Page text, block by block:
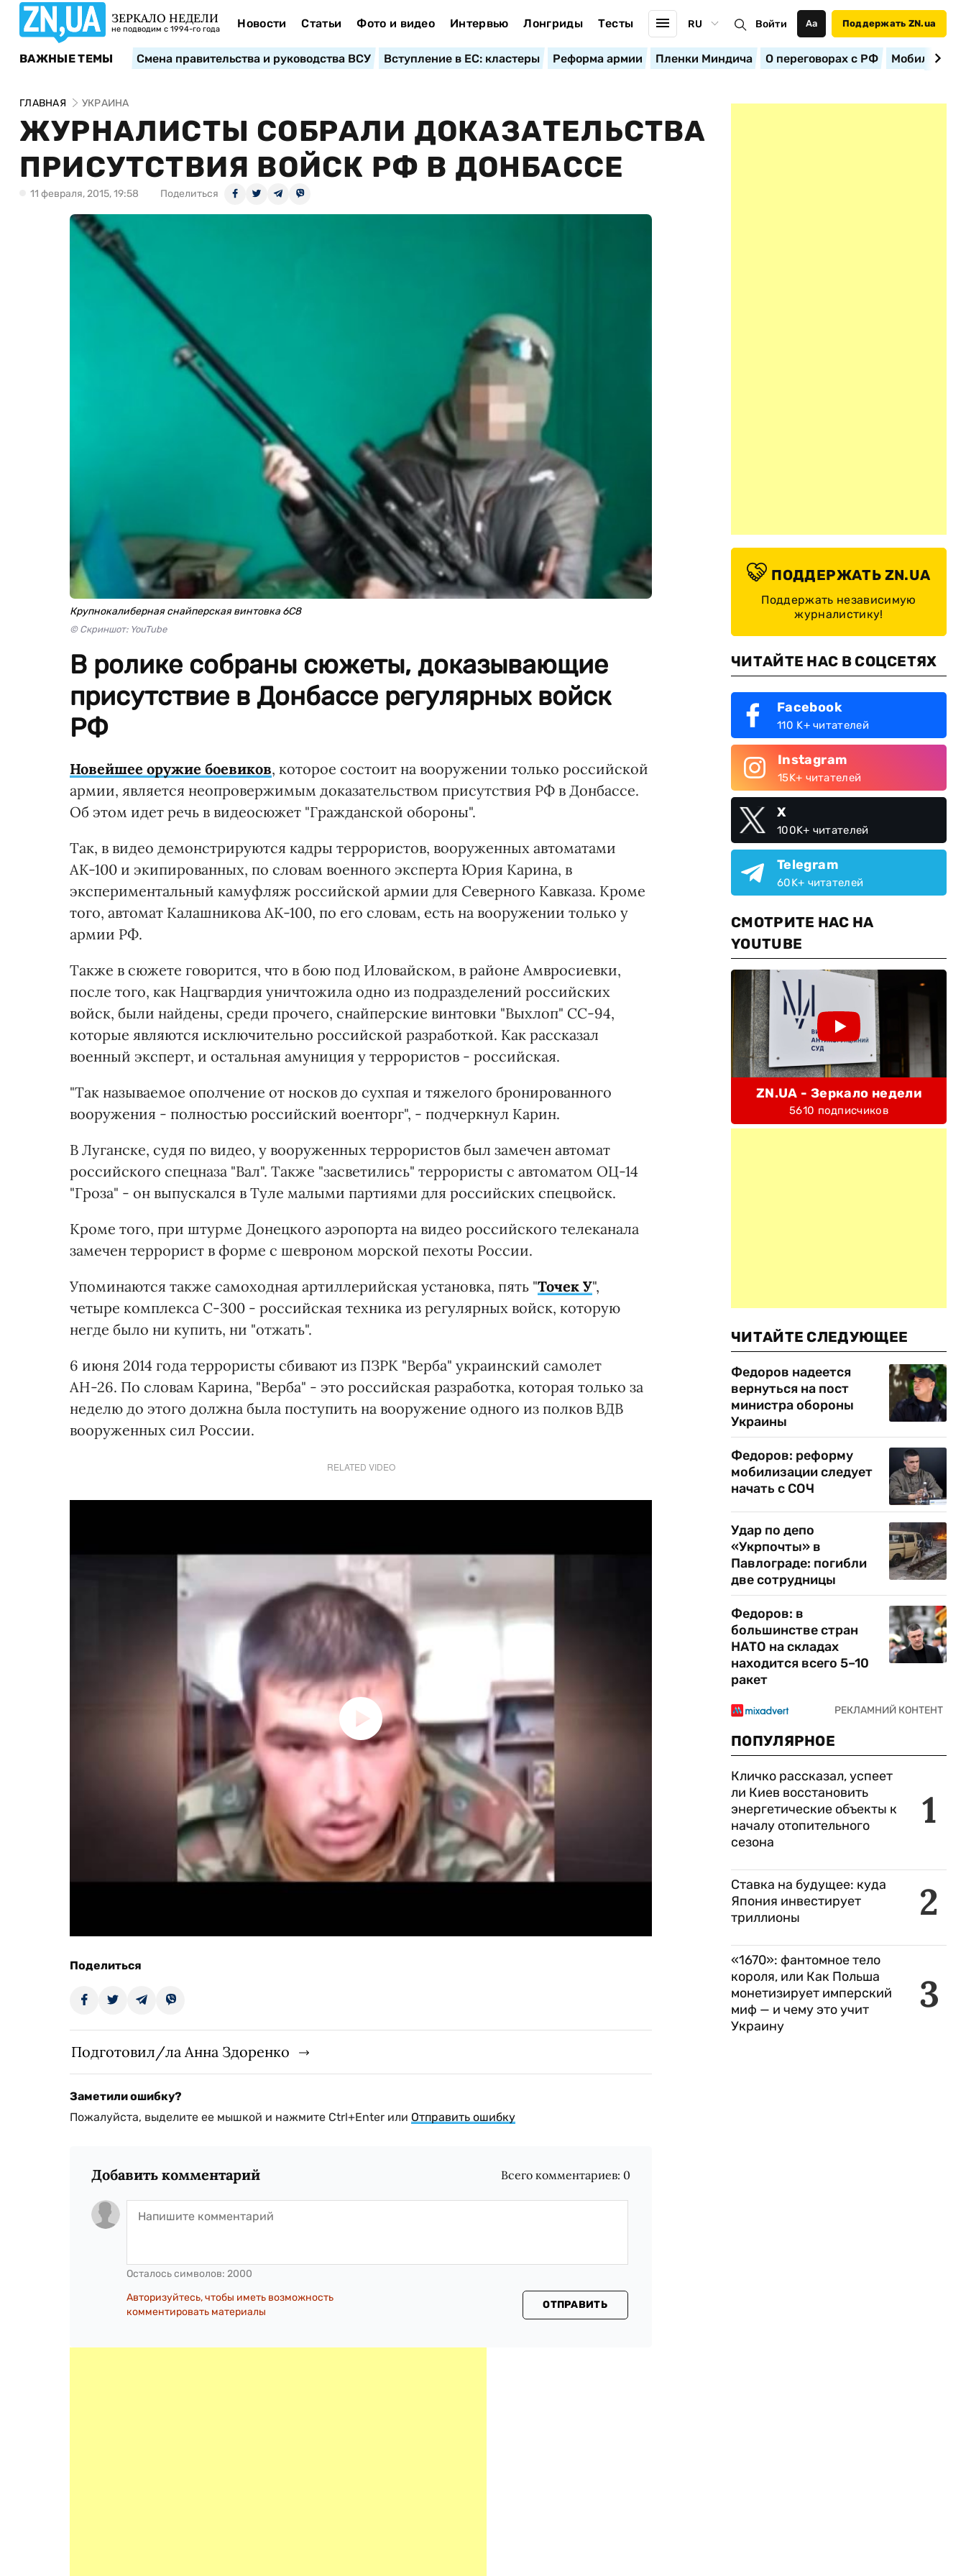
ЗЕРКАЛО НЕДЕЛИ
не подводим с 1994-го года Новости Статьи Фото и видео Интервью Лонгриды Тесты RU Войти Аа Поддержать ZN.ua
ВАЖНЫЕ ТЕМЫ Смена правительства и руководства ВСУ Вступление в ЕС: кластеры Реформа армии Пленки Миндича О переговорах с РФ
ГЛАВНАЯ УКРАИНА
ЖУРНАЛИСТЫ СОБРАЛИ ДОКАЗАТЕЛЬСТВА
ПРИСУТСТВИЯ ВОЙСК РФ В ДОНБАССЕ
11 февраля, 2015, 19:58 Поделиться
Крупнокалиберная снайперская винтовка 6С8
© Скриншот: YouTube
В ролике собраны сюжеты, доказывающие
присутствие в Донбассе регулярных войск
РФ
Новейшее оружие боевиков, которое состоит на вооружении только российской
армии, является неопровержимым доказательством присутствия РФ в Донбассе.
Об этом идет речь в видеосюжет "Гражданской обороны".
Так, в видео демонстрируются кадры террористов, вооруженных автоматами
АК-100 и экипированных, по словам военного эксперта Юрия Карина, в
экспериментальный камуфляж российской армии для Северного Кавказа. Кроме
того, автомат Калашникова АК-100, по его словам, есть на вооружении только у
армии РФ.
Также в сюжете говорится, что в бою под Иловайском, в районе Амвросиевки,
после того, как Нацгвардия уничтожила одно из подразделений российских
войск, были найдены, среди прочего, снайперские винтовки "Выхлоп" СС-94,
которые являются исключительно российской разработкой. Как рассказал
военный эксперт, и остальная амуниция у террористов - российская.
"Так называемое ополчение от носков до сухпая и тяжелого бронированного
вооружения - полностью российский военторг", - подчеркнул Карин.
В Луганске, судя по видео, у вооруженных террористов был замечен автомат
российского спецназа "Вал". Также "засветились" террористы с автоматом ОЦ-14
"Гроза" - он выпускался в Туле малыми партиями для российских спецвойск.
Кроме того, при штурме Донецкого аэропорта на видео российского телеканала
замечен террорист в форме с шевроном морской пехоты России.
Упоминаются также самоходная артиллерийская установка, пять "Точек У",
четыре комплекса С-300 - российская техника из регулярных войск, которую
негде было ни купить, ни "отжать".
6 июня 2014 года террористы сбивают из ПЗРК "Верба" украинский самолет
АН-26. По словам Карина, "Верба" - это российская разработка, которая только за
неделю до этого должна была поступить на вооружение одного из полков ВДВ
вооруженных сил России.
RELATED VIDEO
Поделиться
Подготовил/ла Анна Здоренко
Заметили ошибку?
Пожалуйста, выделите ее мышкой и нажмите Ctrl+Enter или Отправить ошибку
Добавить комментарий Всего комментариев: 0
Осталось символов: 2000
Авторизуйтесь, чтобы иметь возможность
комментировать материалы
ОТПРАВИТЬ
ПОДДЕРЖАТЬ ZN.UA
Поддержать независимую
журналистику!
ЧИТАЙТЕ НАС В СОЦСЕТЯХ
Facebook
110 K+ читателей
Instagram
15K+ читателей
X
100K+ читателей
Telegram
60K+ читателей
СМОТРИТЕ НАС НА
YOUTUBE
ZN.UA - Зеркало недели
5610 подписчиков
ЧИТАЙТЕ СЛЕДУЮЩЕЕ
Федоров надеется
вернуться на пост
министра обороны
Украины
Федоров: реформу
мобилизации следует
начать с СОЧ
Удар по депо
«Укрпочты» в
Павлограде: погибли
две сотрудницы
Федоров: в
большинстве стран
НАТО на складах
находится всего 5–10
ракет
ПОПУЛЯРНОЕ
1
Кличко рассказал, успеет
ли Киев восстановить
энергетические объекты к
началу отопительного
сезона
2
Ставка на будущее: куда
Япония инвестирует
триллионы
3
«1670»: фантомное тело
короля, или Как Польша
монетизирует имперский
миф — и чему это учит
Украину